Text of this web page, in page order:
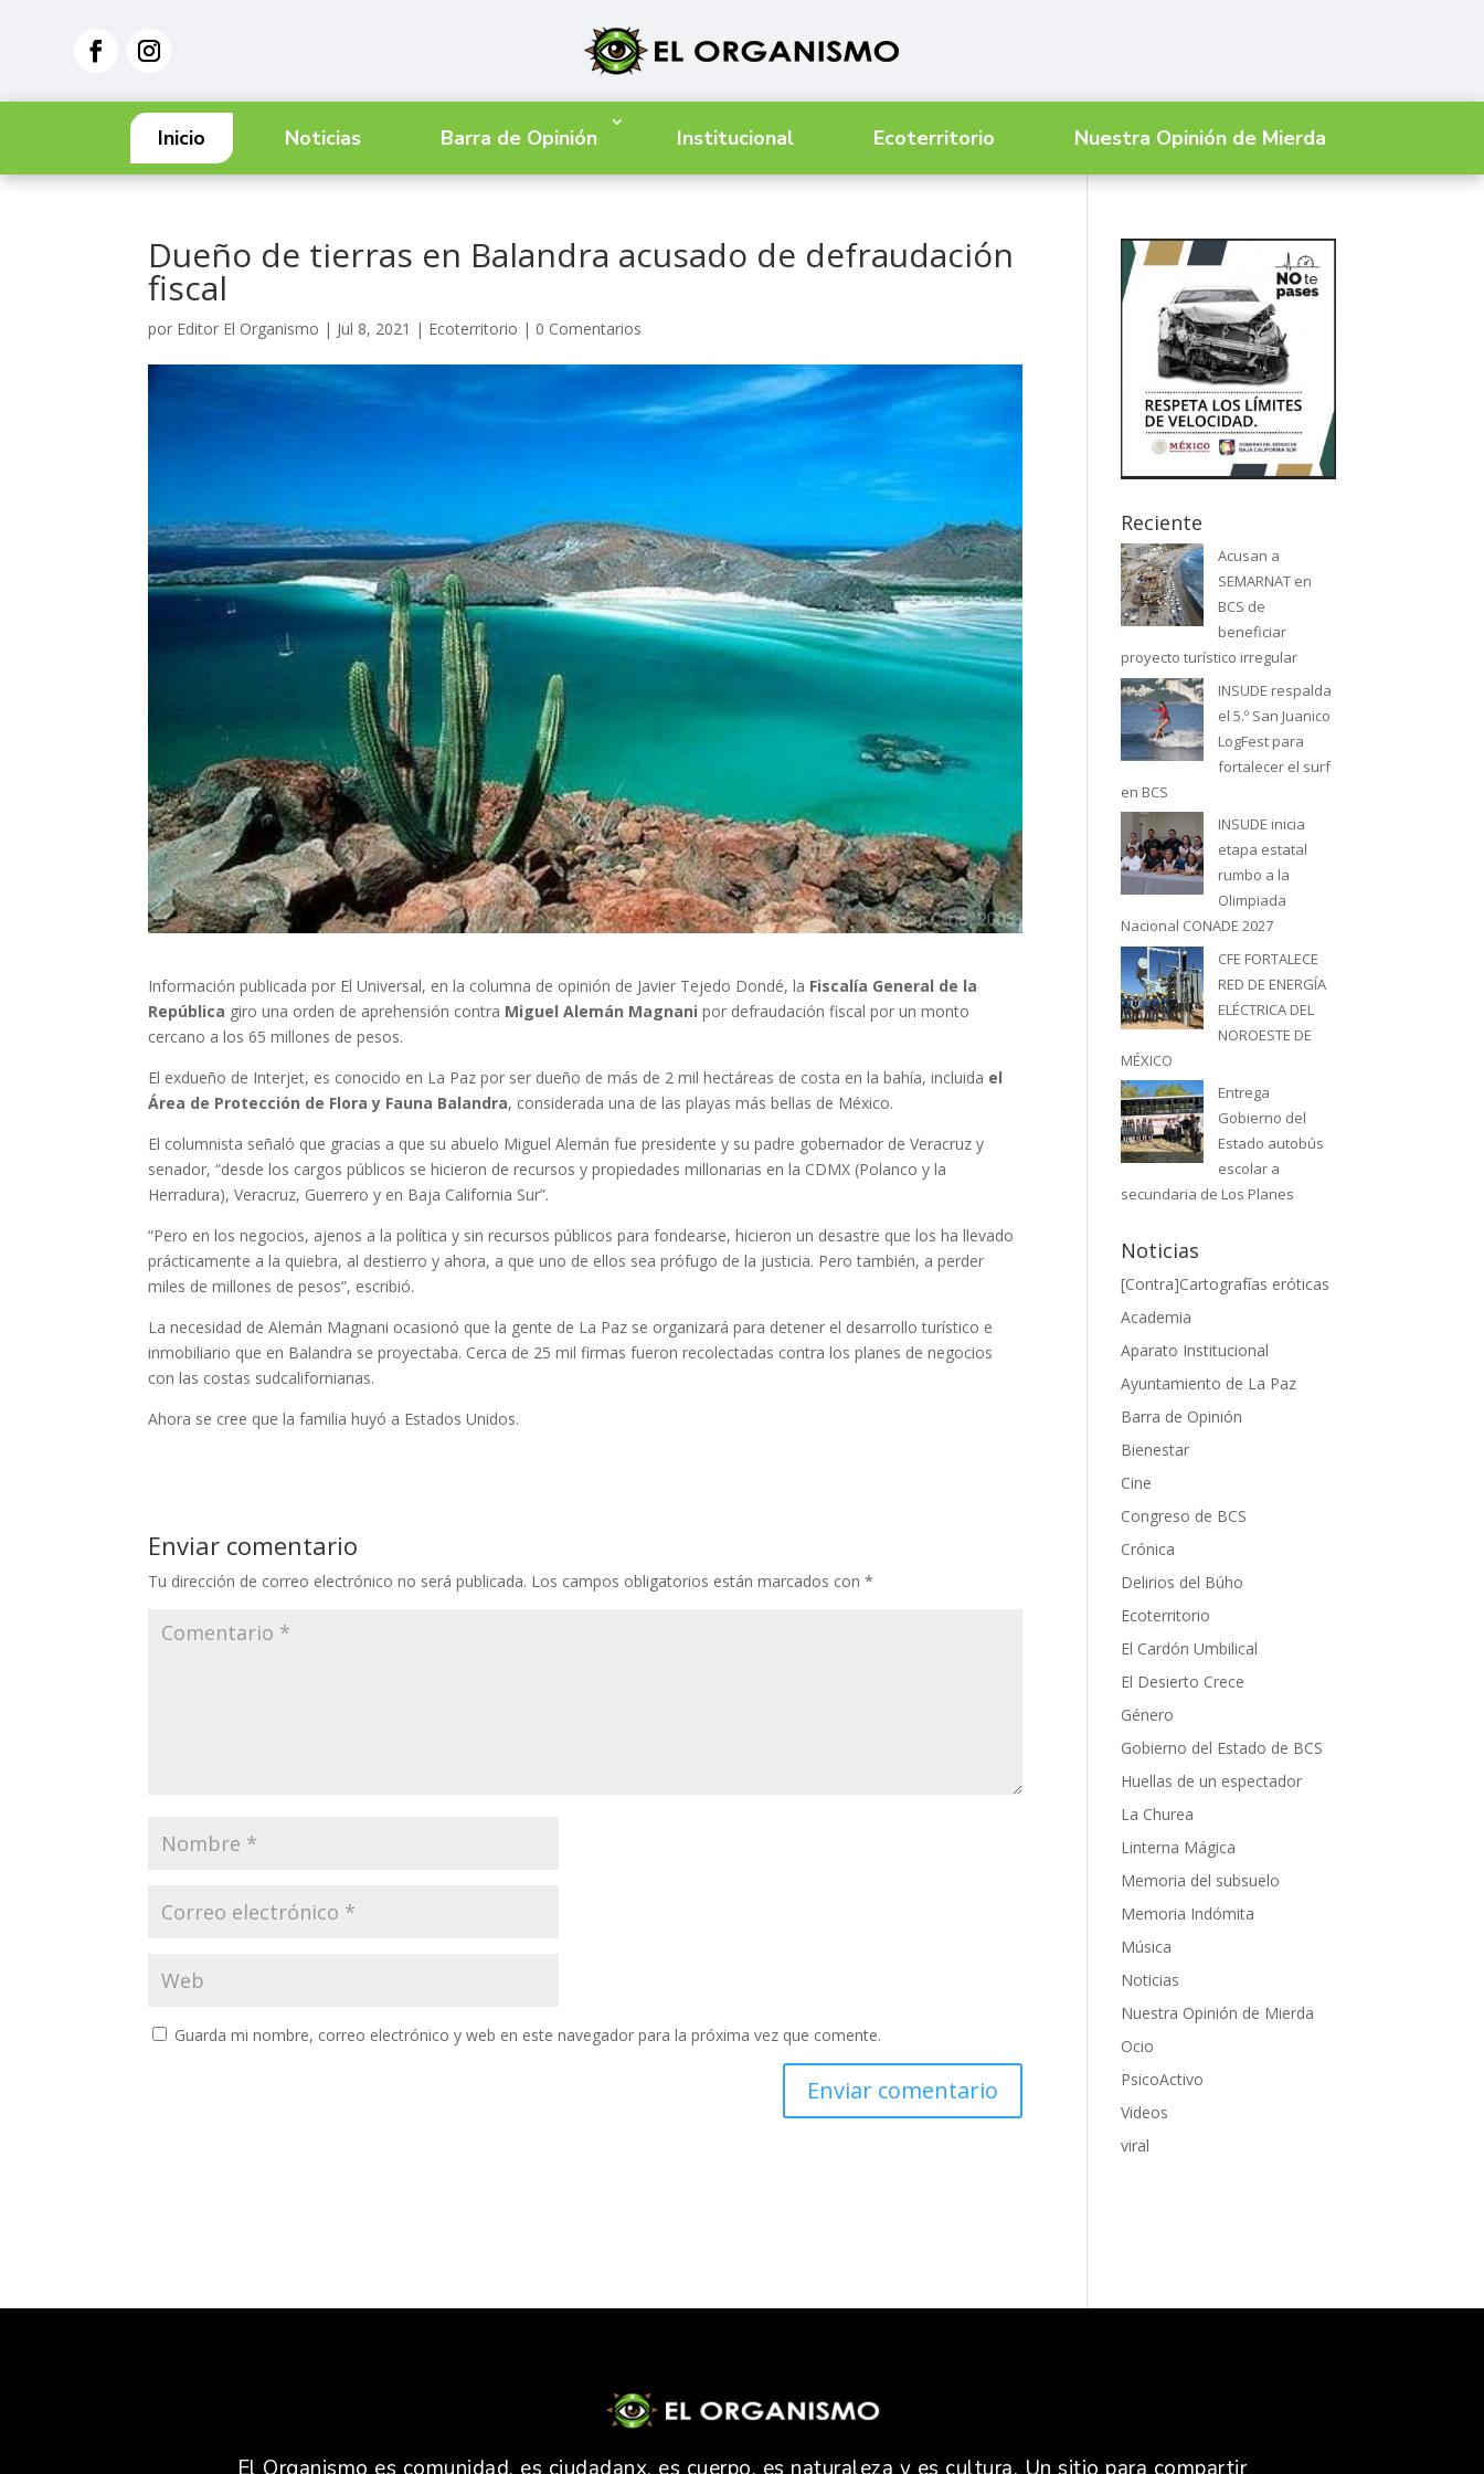
Inicio Noticias Barra de Opinión Institucional Ecoterritorio Nuestra Opinión de Mierda
Dueño de tierras en Balandra acusado de defraudación
fiscal
por Editor El Organismo | Jul 8, 2021 | Ecoterritorio | 0 Comentarios
Información publicada por El Universal, en la columna de opinión de Javier Tejedo Dondé, la Fiscalía General de la
República giro una orden de aprehensión contra Miguel Alemán Magnanipor defraudación fiscal por un monto
cercano a los 65 millones de pesos.
El exdueño de Interjet, es conocido en La Paz por ser dueño de más de 2 mil hectáreas de costa en la bahía, incluida el
Área de Protección de Flora y Fauna Balandra, considerada una de las playas más bellas de México.
El columnista señaló que gracias a que su abuelo Miguel Alemán fue presidente y su padre gobernador de Veracruz y
senador, “desde los cargos públicos se hicieron de recursos y propiedades millonarias en la CDMX (Polanco y la
Herradura), Veracruz, Guerrero y en Baja California Sur”.
“Pero en los negocios, ajenos a la política y sin recursos públicos para fondearse, hicieron un desastre que los ha llevado
prácticamente a la quiebra, al destierro y ahora, a que uno de ellos sea prófugo de la justicia. Pero también, a perder
miles de millones de pesos”, escribió.
La necesidad de Alemán Magnani ocasionó que la gente de La Paz se organizará para detener el desarrollo turístico e
inmobiliario que en Balandra se proyectaba. Cerca de 25 mil firmas fueron recolectadas contra los planes de negocios
con las costas sudcalifornianas.
Ahora se cree que la familia huyó a Estados Unidos.
Enviar comentario
Tu dirección de correo electrónico no será publicada. Los campos obligatorios están marcados con*
Guarda mi nombre, correo electrónico y web en este navegador para la próxima vez que comente.
Reciente
Acusan a
SEMARNAT en
BCS de
beneficiar
proyecto turístico irregular
INSUDE respalda
el 5.º San Juanico
LogFest para
fortalecer el surf
en BCS
INSUDE inicia
etapa estatal
rumbo a la
Olimpiada
Nacional CONADE 2027
CFE FORTALECE
RED DE ENERGÍA
ELÉCTRICA DEL
NOROESTE DE
MÉXICO
Entrega
Gobierno del
Estado autobús
escolar a
secundaria de Los Planes
Noticias
[Contra]Cartografías eróticas
Academia
Aparato Institucional
Ayuntamiento de La Paz
Barra de Opinión
Bienestar
Cine
Congreso de BCS
Crónica
Delirios del Búho
Ecoterritorio
El Cardón Umbilical
El Desierto Crece
Género
Gobierno del Estado de BCS
Huellas de un espectador
La Churea
Linterna Mágica
Memoria del subsuelo
Memoria Indómita
Música
Noticias
Nuestra Opinión de Mierda
Ocio
PsicoActivo
Videos
viral